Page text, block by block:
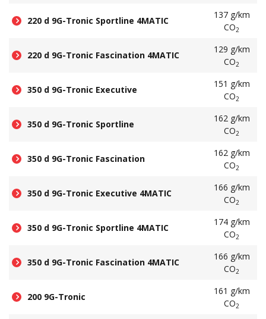
220 d 9G-Tronic Sportline 4MATIC
137 g/km
CO2
220 d 9G-Tronic Fascination 4MATIC
129 g/km
CO2
350 d 9G-Tronic Executive
151 g/km
CO2
350 d 9G-Tronic Sportline
162 g/km
CO2
350 d 9G-Tronic Fascination
162 g/km
CO2
350 d 9G-Tronic Executive 4MATIC
166 g/km
CO2
350 d 9G-Tronic Sportline 4MATIC
174 g/km
CO2
350 d 9G-Tronic Fascination 4MATIC
166 g/km
CO2
200 9G-Tronic
161 g/km
CO2